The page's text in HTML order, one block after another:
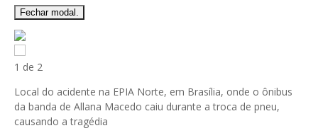
Fechar modal.
1 de 2
Local do acidente na EPIA Norte, em Brasília, onde o ônibus
da banda de Allana Macedo caiu durante a troca de pneu,
causando a tragédia